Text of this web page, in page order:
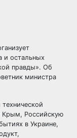
и остальных
правды». Об
министра
Крым, Российскую
в Украине,